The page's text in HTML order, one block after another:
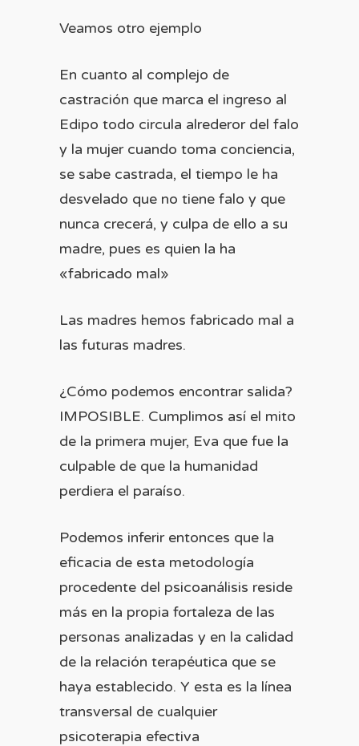
Veamos otro ejemplo
En cuanto al complejo de
castración que marca el ingreso al
Edipo todo circula alrederor del falo
y la mujer cuando toma conciencia,
se sabe castrada, el tiempo le ha
desvelado que no tiene falo y que
nunca crecerá, y culpa de ello a su
madre, pues es quien la ha
«fabricado mal»
Las madres hemos fabricado mal a
las futuras madres.
¿Cómo podemos encontrar salida?
IMPOSIBLE. Cumplimos así el mito
de la primera mujer, Eva que fue la
culpable de que la humanidad
perdiera el paraíso.
Podemos inferir entonces que la
eficacia de esta metodología
procedente del psicoanálisis reside
más en la propia fortaleza de las
personas analizadas y en la calidad
de la relación terapéutica que se
haya establecido. Y esta es la línea
transversal de cualquier
psicoterapia efectiva